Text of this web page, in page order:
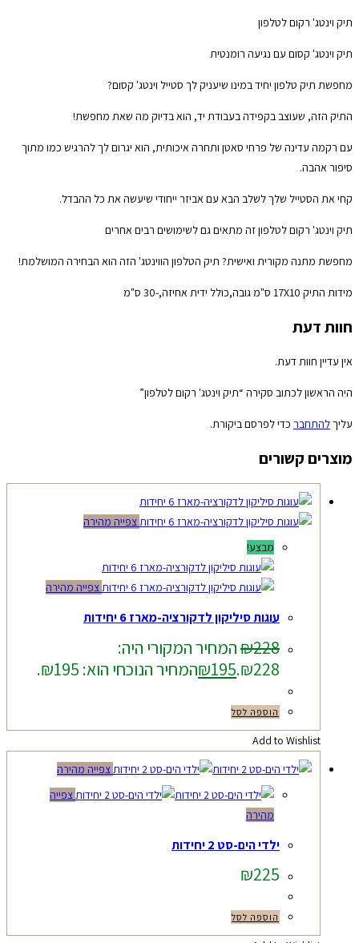
תיק וינטג' רקום לטלפון
תיק וינטג' קסום עם נגיעה רומנטית
מחפשת תיק טלפון יחיד במינו שיעניק לך סטייל וינטג' קסום?
התיק הזה, שעוצב בקפידה בעבודת יד, הוא בדיוק מה שאת מחפשת!
עם רקמה עדינה של פרחי סאטן ותחרה איכותית, הוא יגרום לך להרגיש כמו מתוך
סיפור אהבה.
קחי את הסטייל שלך לשלב הבא עם אביזר ייחודי שיעשה את כל ההבדל.
תיק וינטג' רקום לטלפון זה מתאים גם לשימושים רבים אחרים
מחפשת מתנה מקורית ואישית? תיק הטלפון הווינטג' הזה הוא הבחירה המושלמת!
מידות התיק 17X10 ס"מ גובה,כולל ידית אחיזה,-30 ס"מ
חוות דעת
אין עדיין חוות דעת.
היה הראשון לכתוב סקירה “תיק וינטג' רקום לטלפון”
עליךלהתחבר כדי לפרסם ביקורת.
מוצרים קשורים
צפייה מהירה
מבצע!
צפייה מהירה
עוגות סיליקון לדקורציה-מארז 6 יחידות
₪228
המחיר המקורי היה:
₪228.
₪195 המחיר הנוכחי הוא: ₪195.
הוספה לסל
Add to Wishlist
צפייה מהירה
צפייה
מהירה
ילדי הים-סט 2 יחידות
₪225
הוספה לסל